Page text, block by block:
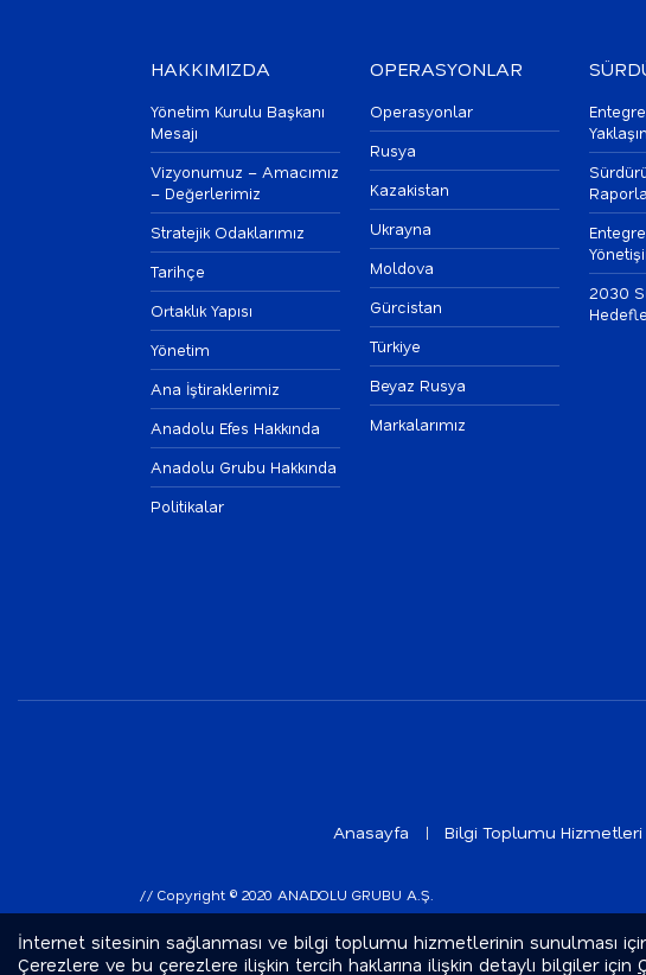
HAKKIMIZDA
Yönetim Kurulu Başkanı
Mesajı
Vizyonumuz – Amacımız
– Değerlerimiz
Stratejik Odaklarımız
Tarihçe
Ortaklık Yapısı
Yönetim
Ana İştiraklerimiz
Anadolu Efes Hakkında
Anadolu Grubu Hakkında
Politikalar
OPERASYONLAR
Operasyonlar
Rusya
Kazakistan
Ukrayna
Moldova
Gürcistan
Türkiye
Beyaz Rusya
Markalarımız
2030
Anasayfa Bilgi Toplumu Hizmetleri
// Copyright © 2020 ANADOLU GRUBU A.Ş.
İnternet sitesinin sağlanması ve bilgi toplumu hizmetlerinin sunulması
Çerezlere ve bu çerezlere ilişkin tercih haklarına ilişkin detaylı bilgiler için